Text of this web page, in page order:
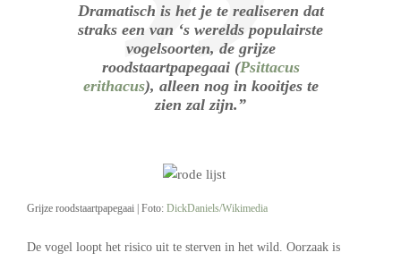
Dramatisch is het je te realiseren dat
straks een van ‘s werelds populairste
vogelsoorten, de grijze
roodstaartpapegaai (Psittacus
erithacus), alleen nog in kooitjes te
zien zal zijn.”
Grijze roodstaartpapegaai | Foto: DickDaniels/Wikimedia
De vogel loopt het risico uit te sterven in het wild. Oorzaak is